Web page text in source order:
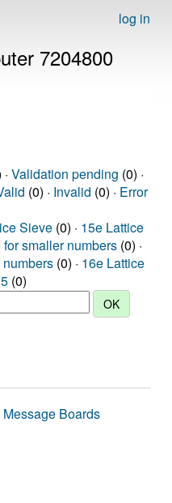
log in
7204800
Validation pending (0) ·
(0) · Invalid (0) · Error
Sieve (0) · 15e Lattice
smaller numbers (0) ·
(0) · 16e Lattice
(0)
Message Boards